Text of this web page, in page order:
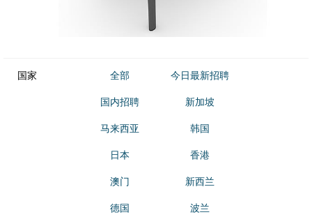
国家 全部 今日最新招聘
国内招聘 新加坡
马来西亚 韩国
日本 香港
澳门 新西兰
德国 波兰